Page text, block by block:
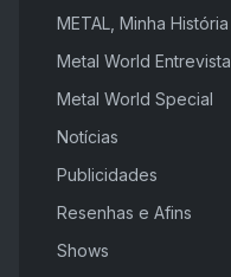
METAL, Minha História
Metal World Entrevista
Metal World Special
Notícias
Publicidades
Resenhas e Afins
Shows